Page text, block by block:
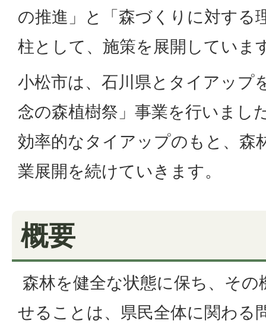
の推進」と「森づくりに対する
柱として、施策を展開していま
小松市は、石川県とタイアップ
念の森植樹祭」事業を行いまし
効率的なタイアップのもと、森
業展開を続けていきます。
概要
森林を健全な状態に保ち、そ
せることは、県民全体に関わる